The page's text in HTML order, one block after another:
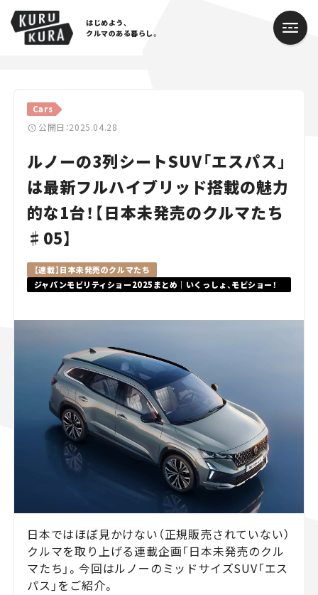
はじめよう、
クルマのある暮らし。
Cars
公開日：2025.04.28
ルノーの3列シートSUV「エスパス」
は最新フルハイブリッド搭載の魅力
的な1台！【日本未発売のクルマたち
♯05】
【連載】日本未発売のクルマたち
ジャパンモビリティショー2025まとめ｜いくっしょ、モビショー！
日本ではほぼ見かけない（正規販売されていない）
クルマを取り上げる連載企画「日本未発売のクル
マたち」。今回はルノーのミッドサイズSUV「エス
パス」をご紹介。
Cars
Lifestyle
Traffic
Special
Series
Campaign
マツダ｜Mazda
マツダ ロードスター｜Mazda Roadster